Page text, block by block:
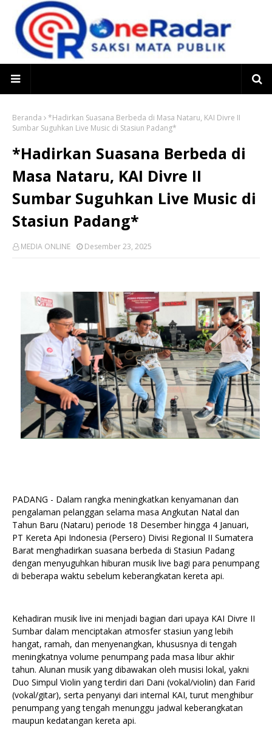
Beranda
*Hadirkan Suasana Berbeda di Masa Nataru, KAI Divre II
Sumbar Suguhkan Live Music di Stasiun Padang*
*Hadirkan Suasana Berbeda di
Masa Nataru, KAI Divre II
Sumbar Suguhkan Live Music di
Stasiun Padang*
MEDIA ONLINE Desember 23, 2025
PADANG - Dalam rangka meningkatkan kenyamanan dan
pengalaman pelanggan selama masa Angkutan Natal dan
Tahun Baru (Nataru) periode 18 Desember hingga 4 Januari,
PT Kereta Api Indonesia (Persero) Divisi Regional II Sumatera
Barat menghadirkan suasana berbeda di Stasiun Padang
dengan menyuguhkan hiburan musik live bagi para penumpang
di beberapa waktu sebelum keberangkatan kereta api.
Kehadiran musik live ini menjadi bagian dari upaya KAI Divre II
Sumbar dalam menciptakan atmosfer stasiun yang lebih
hangat, ramah, dan menyenangkan, khususnya di tengah
meningkatnya volume penumpang pada masa libur akhir
tahun. Alunan musik yang dibawakan oleh musisi lokal, yakni
Duo Simpul Violin yang terdiri dari Dani (vokal/violin) dan Farid
(vokal/gitar), serta penyanyi dari internal KAI, turut menghibur
penumpang yang tengah menunggu jadwal keberangkatan
maupun kedatangan kereta api.